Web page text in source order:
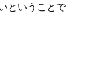
ということで